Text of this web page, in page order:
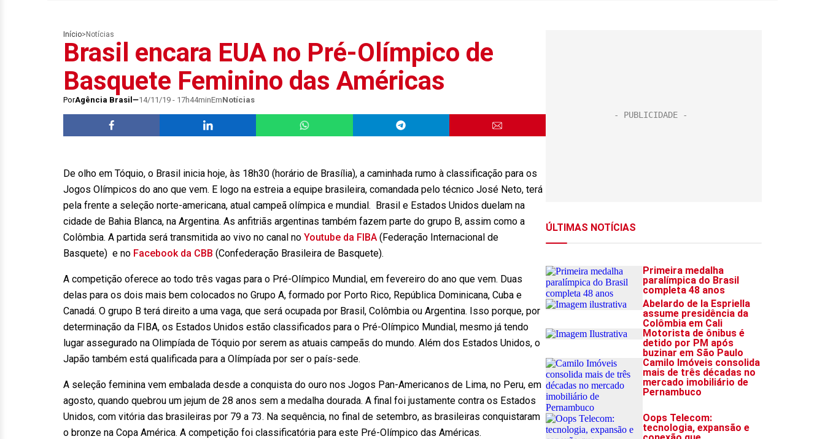
Início> Notícias
Brasil encara EUA no Pré-Olímpico de
Basquete Feminino das Américas
PorAgência Brasil 14/11/19 - 17h44minEmNotícias
De olho em Tóquio, o Brasil inicia hoje, às 18h30 (horário de Brasília), a caminhada rumo à classificação para os
Jogos Olímpicos do ano que vem. E logo na estreia a equipe brasileira, comandada pelo técnico José Neto, terá
pela frente a seleção norte-americana, atual campeã olímpica e mundial. Brasil e Estados Unidos duelam na
cidade de Bahia Blanca, na Argentina. As anfitriãs argentinas também fazem parte do grupo B, assim como a
Colômbia. A partida será transmitida ao vivo no canal no Youtube da FIBA (Federação Internacional de
Basquete) e no Facebook da CBB (Confederação Brasileira de Basquete).
A competição oferece ao todo três vagas para o Pré-Olímpico Mundial, em fevereiro do ano que vem. Duas
delas para os dois mais bem colocados no Grupo A, formado por Porto Rico, República Dominicana, Cuba e
Canadá. O grupo B terá direito a uma vaga, que será ocupada por Brasil, Colômbia ou Argentina. Isso porque, por
determinação da FIBA, os Estados Unidos estão classificados para o Pré-Olímpico Mundial, mesmo já tendo
lugar assegurado na Olimpíada de Tóquio por serem as atuais campeãs do mundo. Além dos Estados Unidos, o
Japão também está qualificada para a Olímpíada por ser o país-sede.
A seleção feminina vem embalada desde a conquista do ouro nos Jogos Pan-Americanos de Lima, no Peru, em
agosto, quando quebrou um jejum de 28 anos sem a medalha dourada. A final foi justamente contra os Estados
Unidos, com vitória das brasileiras por 79 a 73. Na sequência, no final de setembro, as brasileiras conquistaram
o bronze na Copa América. A competição foi classificatória para este Pré-Olímpico das Américas.